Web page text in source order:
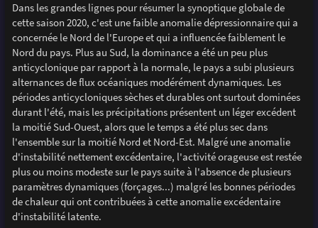
Dans les grandes lignes pour résumer la synoptique globale de
cette saison 2020, c'est une faible anomalie dépressionnaire qui a
concernée le Nord de l'Europe et qui a influencée faiblement le
Nord du pays. Plus au Sud, la dominance a été un peu plus
anticyclonique par rapport à la normale, le pays a subi plusieurs
alternances de flux océaniques modérément dynamiques. Les
périodes anticycloniques sèches et durables ont surtout dominées
durant l'été, mais les précipitations présentent un léger excédent
la moitié Sud-Ouest, alors que le temps a été plus sec dans
l'ensemble sur la moitié Nord et Nord-Est. Malgré une anomalie
d'instabilité nettement excédentaire, l'activité orageuse est restée
plus ou moins modeste sur le pays suite à l'absence de plusieurs
paramètres dynamiques (forçages...) malgré les bonnes périodes
de chaleur qui ont contribuées à cette anomalie excédentaire
d'instabilité latente.